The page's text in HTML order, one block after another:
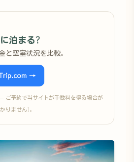
泊まる?
と空室状況を比較。
→
ご予約で当サイトが手数料を得る場合が
りません)。